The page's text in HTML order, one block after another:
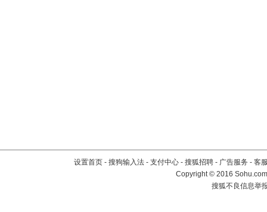
设置首页 - 搜狗输入法 - 支付中心 - 搜狐招聘 - 广告服务 - 客
Copyright©2016
搜狐不良信息举